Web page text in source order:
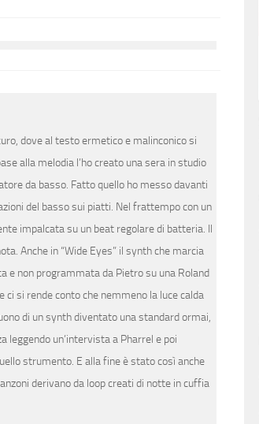
dove al testo ermetico e malinconico si
alla melodia l’ho creato una sera in studio
da basso. Fatto quello ho messo davanti
del basso sui piatti. Nel frattempo con un
impalcata su un beat regolare di batteria. Il
Anche in “Wide Eyes” il synth che marcia
non programmata da Pietro su una Roland
si rende conto che nemmeno la luce calda
di un synth diventato una standard ormai,
leggendo un’intervista a Pharrel e poi
strumento. E alla fine è stato così anche
derivano da loop creati di notte in cuffia